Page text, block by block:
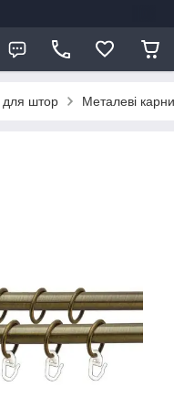
для штор Металеві